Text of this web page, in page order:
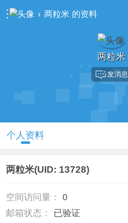
› 两粒米 的资料
两粒米
发消息
个人资料
两粒米(UID: 13728)
空间访问量：
0
邮箱状态：
已验证